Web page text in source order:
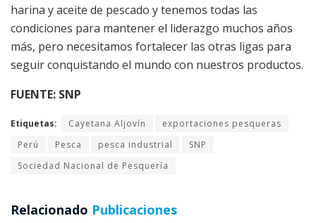
harina y aceite de pescado y tenemos todas las
condiciones para mantener el liderazgo muchos años
más, pero necesitamos fortalecer las otras ligas para
seguir conquistando el mundo con nuestros productos.
FUENTE: SNP
Etiquetas: Cayetana Aljovín
exportaciones pesqueras
Perú
Pesca pesca industrial
SNP
Sociedad Nacional de Pesquería
Relacionado Publicaciones